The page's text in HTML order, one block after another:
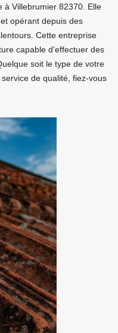
à Villebrumier 82370. Elle
opérant depuis des
Cette entreprise
capable d’effectuer des
soit le type de votre
de qualité, fiez-vous